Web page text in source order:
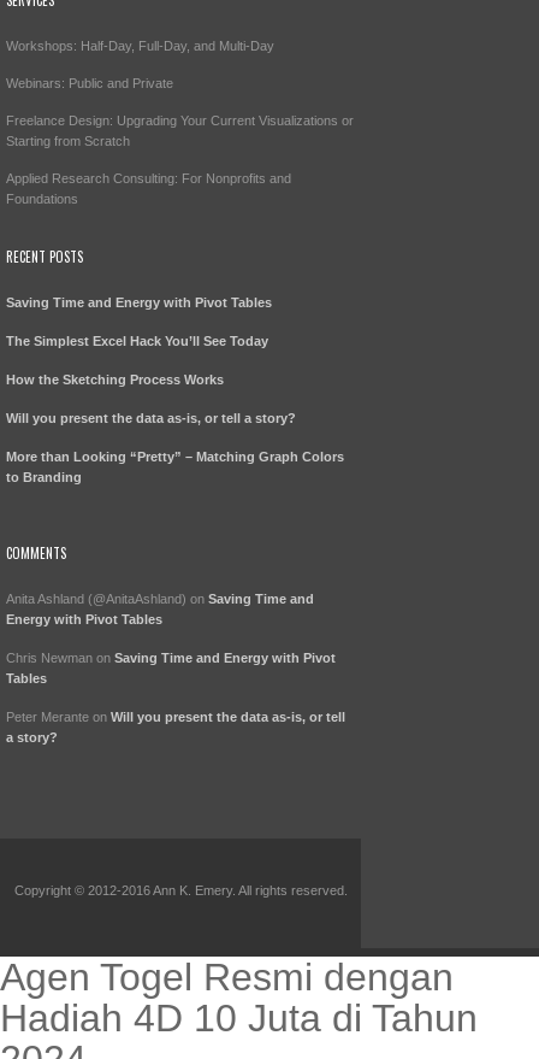
Workshops: Half-Day, Full-Day, and Multi-Day
Webinars: Public and Private
Freelance Design: Upgrading Your Current Visualizations or
Starting from Scratch
Applied Research Consulting: For Nonprofits and
Foundations
RECENT POSTS
Saving Time and Energy with Pivot Tables
The Simplest Excel Hack You’ll See Today
How the Sketching Process Works
Will you present the data as-is, or tell a story?
More than Looking “Pretty” – Matching Graph Colors
to Branding
COMMENTS
Anita Ashland (@AnitaAshland) on Saving Time and
Energy with Pivot Tables
Chris Newman on Saving Time and Energy with Pivot
Tables
Peter Merante on Will you present the data as-is, or tell
a story?
Copyright © 2012-2016 Ann K. Emery. All rights reserved.
Agen Togel Resmi dengan
Hadiah 4D 10 Juta di Tahun